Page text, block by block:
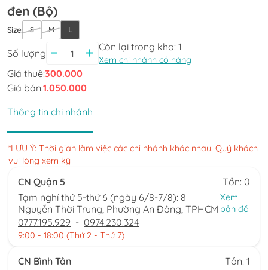
đen (Bộ)
Size: S M L
Số lượng
Còn lại trong kho: 1
Xem chi nhánh có hàng
Giá thuê:300.000
Giá bán:1.050.000
Thông tin chi nhánh
*LƯU Ý: Thời gian làm việc các chi nhánh khác nhau. Quý khách
vui lòng xem kỹ
CN Quận 5
Tồn: 0
Tạm nghỉ thứ 5-thứ 6 (ngày 6/8-7/8): 8
Nguyễn Thời Trung, Phường An Đông, TPHCM
Xem
bản đồ
0777.195.929 - 0974.230.324
9:00 - 18:00 (Thứ 2 - Thứ 7)
CN Bình Tân
Tồn: 1